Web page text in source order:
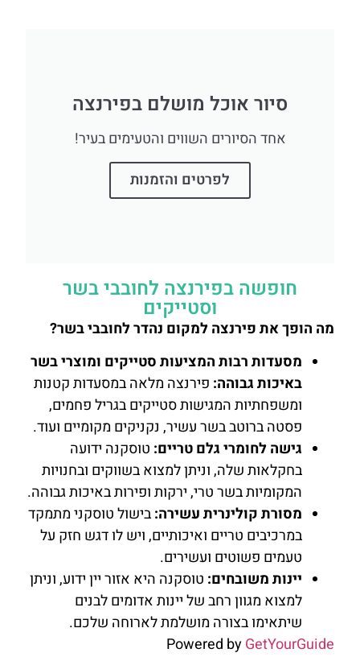
סיור אוכל מושלם בפירנצה
אחד הסיורים השווים והטעימים בעיר!
לפרטים והזמנות
חופשה בפירנצה לחובבי בשר
וסטייקים
מה הופך את פירנצה למקום נהדר לחובבי בשר?
מסעדות רבות המציעות סטייקים ומוצרי בשר
באיכות גבוהה: פירנצה מלאה במסעדות קטנות
ומשפחתיות המגישות סטייקים בגריל פחמים,
פסטה ברוטב בשר עשיר, נקניקים מקומיים ועוד.
גישה לחומרי גלם טריים: טוסקנה ידועה
בחקלאות שלה, וניתן למצוא בשווקים ובחנויות
המקומיות בשר טרי, ירקות ופירות באיכות גבוהה.
מסורת קולינרית עשירה:בישול טוסקני מתמקד
במרכיבים טריים ואיכותיים, ויש לו דגש חזק על
טעמים פשוטים ועשירים.
יינות משובחים: טוסקנה היא אזור יין ידוע, וניתן
למצוא מגוון רחב של יינות אדומים לבנים
שיתאימו בצורה מושלמת לארוחה שלכם.
Powered byGetYourGuide